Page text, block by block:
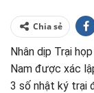
Chia sẻ
Nhân dịp Trại
Nam được xác
3 số nhật ký trại